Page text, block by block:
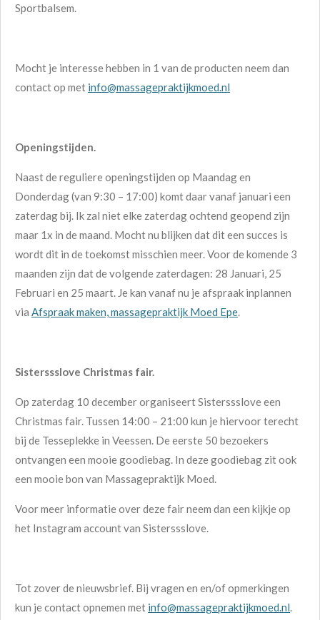
Sportbalsem.
Mocht je interesse hebben in 1 van de producten neem dan
contact op met info@massagepraktijkmoed.nl
Openingstijden.
Naast de reguliere openingstijden op Maandag en
Donderdag (van 9:30 – 17:00) komt daar vanaf januari een
zaterdag bij. Ik zal niet elke zaterdag ochtend geopend zijn
maar 1x in de maand. Mocht nu blijken dat dit een succes is
wordt dit in de toekomst misschien meer. Voor de komende 3
maanden zijn dat de volgende zaterdagen: 28 Januari, 25
Februari en 25 maart. Je kan vanaf nu je afspraak inplannen
via Afspraak maken, massagepraktijk Moed Epe
Sisterssslove Christmas fair.
Op zaterdag 10 december organiseert Sisterssslove een
Christmas fair. Tussen 14:00 – 21:00 kun je hiervoor terecht
bij de Tesseplekke in Veessen. De eerste 50 bezoekers
ontvangen een mooie goodiebag. In deze goodiebag zit ook
een mooie bon van Massagepraktijk Moed.
Voor meer informatie over deze fair neem dan een kijkje op
het Instagram account van Sisterssslove.
Tot zover de nieuwsbrief. Bij vragen en en/of opmerkingen
kun je contact opnemen met info@massagepraktijkmoed.nl